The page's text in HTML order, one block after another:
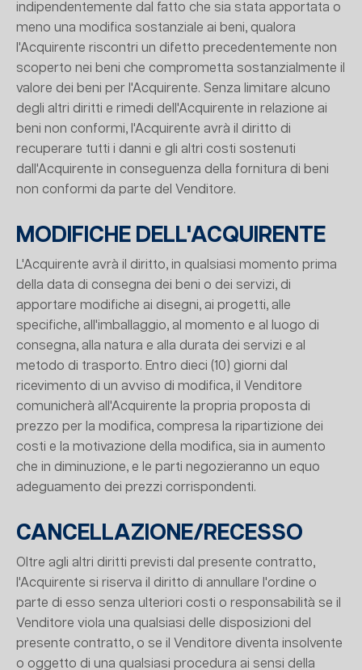
indipendentemente dal fatto che sia stata apportata o
meno una modifica sostanziale ai beni, qualora
l'Acquirente riscontri un difetto precedentemente non
scoperto nei beni che comprometta sostanzialmente il
valore dei beni per l'Acquirente. Senza limitare alcuno
degli altri diritti e rimedi dell'Acquirente in relazione ai
beni non conformi, l'Acquirente avrà il diritto di
recuperare tutti i danni e gli altri costi sostenuti
dall'Acquirente in conseguenza della fornitura di beni
non conformi da parte del Venditore.
MODIFICHE DELL'ACQUIRENTE
L'Acquirente avrà il diritto, in qualsiasi momento prima
della data di consegna dei beni o dei servizi, di
apportare modifiche ai disegni, ai progetti, alle
specifiche, all'imballaggio, al momento e al luogo di
consegna, alla natura e alla durata dei servizi e al
metodo di trasporto. Entro dieci (10) giorni dal
ricevimento di un avviso di modifica, il Venditore
comunicherà all'Acquirente la propria proposta di
prezzo per la modifica, compresa la ripartizione dei
costi e la motivazione della modifica, sia in aumento
che in diminuzione, e le parti negozieranno un equo
adeguamento dei prezzi corrispondenti.
CANCELLAZIONE/RECESSO
Oltre agli altri diritti previsti dal presente contratto,
l'Acquirente si riserva il diritto di annullare l'ordine o
parte di esso senza ulteriori costi o responsabilità se il
Venditore viola una qualsiasi delle disposizioni del
presente contratto, o se il Venditore diventa insolvente
o oggetto di una qualsiasi procedura ai sensi della